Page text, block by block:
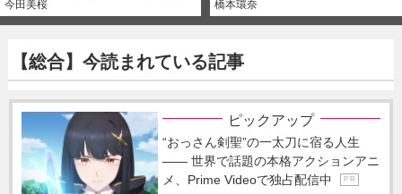
今田美桜 橋本環奈
【総合】今読まれている記事
ピックアップ
“おっさん剣聖”の一太刀に宿る人生
―― 世界で話題の本格アクションアニ
メ、Prime Videoで独占配信中
P R